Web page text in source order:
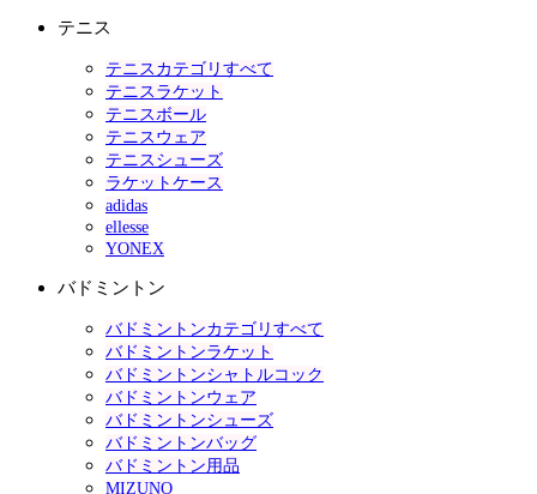
テニス
テニスカテゴリすべて
テニスラケット
テニスボール
テニスウェア
テニスシューズ
ラケットケース
adidas
ellesse
YONEX
バドミントン
バドミントンカテゴリすべて
バドミントンラケット
バドミントンシャトルコック
バドミントンウェア
バドミントンシューズ
バドミントンバッグ
バドミントン用品
MIZUNO